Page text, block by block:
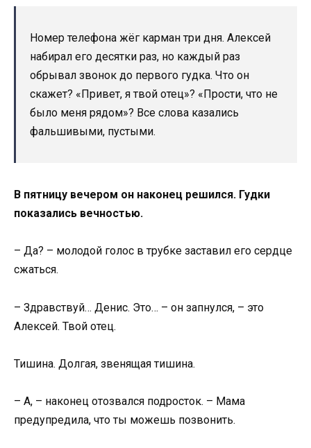
Номер телефона жёг карман три дня. Алексей
набирал его десятки раз, но каждый раз
обрывал звонок до первого гудка. Что он
скажет? «Привет, я твой отец»? «Прости, что не
было меня рядом»? Все слова казались
фальшивыми, пустыми.
В пятницу вечером он наконец решился. Гудки
показались вечностью.
– Да? – молодой голос в трубке заставил его сердце
сжаться.
– Здравствуй… Денис. Это… – он запнулся, – это
Алексей. Твой отец.
Тишина. Долгая, звенящая тишина.
– А, – наконец отозвался подросток. – Мама
предупредила, что ты можешь позвонить.